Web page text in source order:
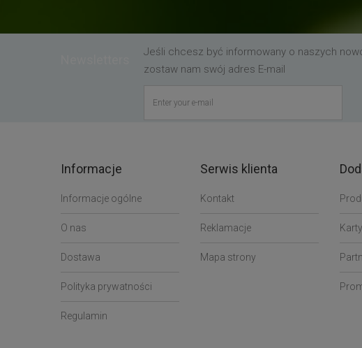
Jeśli chcesz być informowany o naszych
zostaw nam swój adres E-mail
Informacje
Informacje ogólne
O nas
Dostawa
Polityka prywatności
Regulamin
Serwis klienta
Kontakt
Reklamacje
Mapa strony